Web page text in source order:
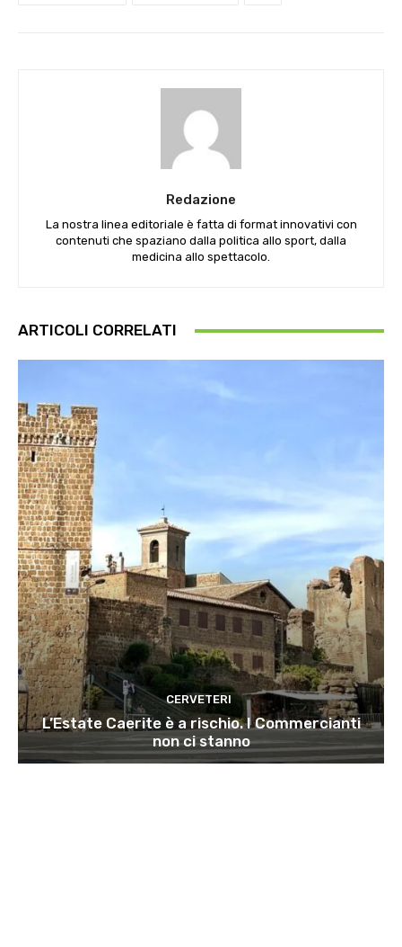
Redazione
La nostra linea editoriale è fatta di format innovativi con
contenuti che spaziano dalla politica allo sport, dalla
medicina allo spettacolo.
ARTICOLI CORRELATI
CERVETERI
L’Estate Caerite è a rischio. I Commercianti
non ci stanno